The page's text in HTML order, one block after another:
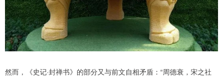
然而，《史记·封禅书》的部分又与前文自相矛盾：“周德衰，宋之社